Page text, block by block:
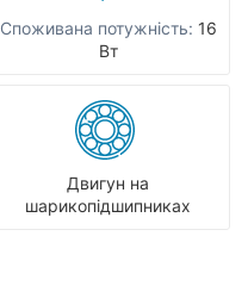
Споживана потужність: 16
Вт
Двигун на
шарикопідшипниках